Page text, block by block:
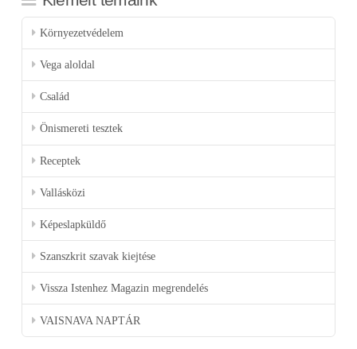
Környezetvédelem
Vega aloldal
Család
Önismereti tesztek
Receptek
Vallásközi
Képeslapküldő
Szanszkrit szavak kiejtése
Vissza Istenhez Magazin megrendelés
VAISNAVA NAPTÁR